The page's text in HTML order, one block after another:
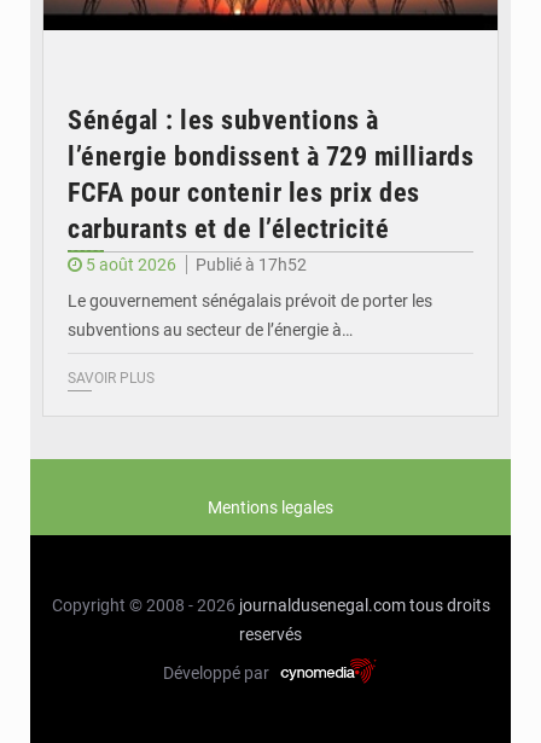
Sénégal : les subventions à
l’énergie bondissent à 729 milliards
FCFA pour contenir les prix des
carburants et de l’électricité
5 août 2026
Publié à 17h52
Le gouvernement sénégalais prévoit de porter les
subventions au secteur de l’énergie à…
SAVOIR PLUS
Mentions legales
Copyright © 2008 - 2026 journaldusenegal.com tous droits
reservés
Développé par